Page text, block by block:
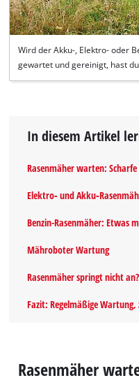
Wird der Akku-, Elektro- oder
gewartet und gereinigt, hast
In diesem Artikel
Rasenmäher warten:
Elektro‐ und
Benzin-Rasenmäher: Etwas
Mähroboter Wartung
Rasenmäher springt nicht
Fazit: Regelmäßige
Rasenmäher